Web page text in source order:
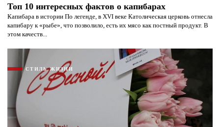
Топ 10 интересных фактов о капибарах
Капибара в истории По легенде, в XVI веке Католическая церковь отнесла
капибару к «рыбе», что позволило, есть их мясо как постный продукт. В
этом качеств...
СТИЛЬ ЖИЗНИ